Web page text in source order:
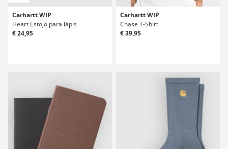
Carhartt WIP
Heart Estojo para lápis
€ 24,95
Carhartt WIP
Chase T-Shirt
€ 39,95